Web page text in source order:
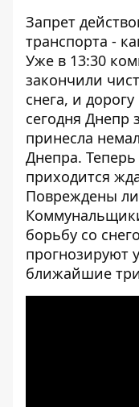
Запрет
транспорта -
Уже в 13:30
закончили
снега, и
сегодня Днепр
принесла
Днепра. Теперь
приходится
Повреждены
борьбу со
прогнозируют
ближайшие